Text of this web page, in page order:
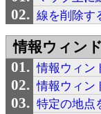
線を削除す
情報ウィン
情報ウィン
情報ウィン
特定の地点